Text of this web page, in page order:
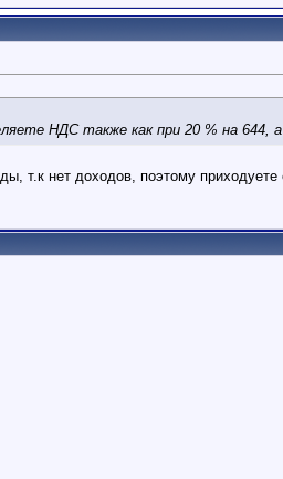
НДС также как при 20 % на 644,
т.к нет доходов, поэтому